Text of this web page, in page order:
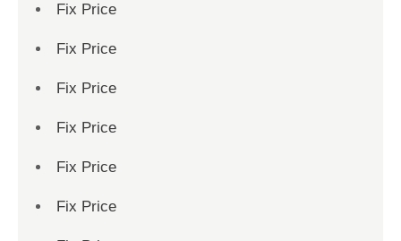
Fix Price
Fix Price
Fix Price
Fix Price
Fix Price
Fix Price